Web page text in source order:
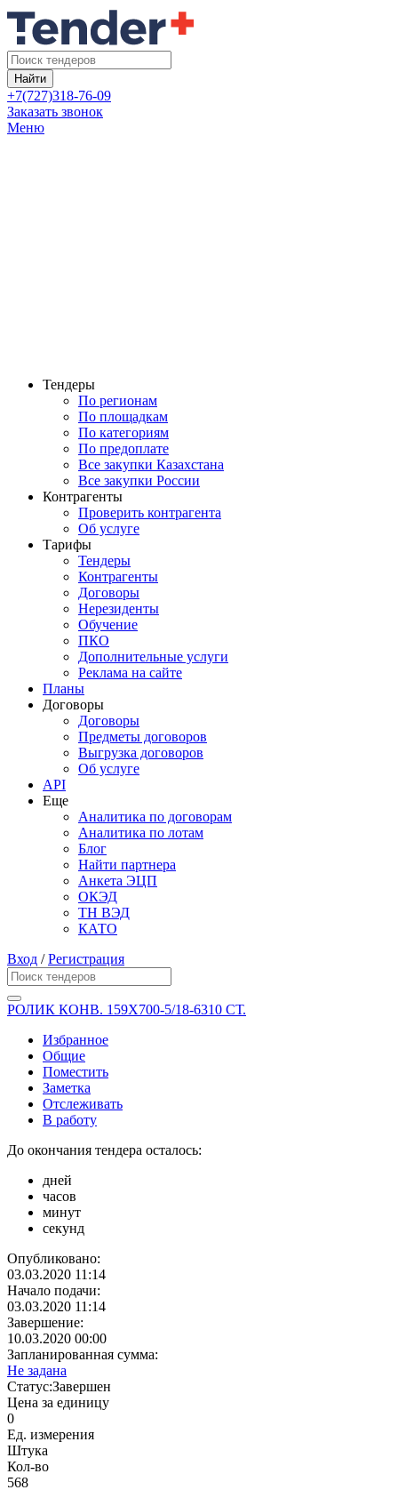
Найти
+7(727)318-76-09
Заказать звонок
Меню
Тендеры
По регионам
По площадкам
По категориям
По предоплате
Все закупки Казахстана
Все закупки России
Контрагенты
Проверить контрагента
Об услуге
Тарифы
Тендеры
Контрагенты
Договоры
Нерезиденты
Обучение
ПКО
Дополнительные услуги
Реклама на сайте
Планы
Договоры
Договоры
Предметы договоров
Выгрузка договоров
Об услуге
API
Еще
Аналитика по договорам
Аналитика по лотам
Блог
Найти партнера
Анкета ЭЦП
ОКЭД
ТН ВЭД
КАТО
Вход /Регистрация
РОЛИК КОНВ. 159Х700-5/18-6310 СТ.
Избранное
Общие
Поместить
Заметка
Отслеживать
В работу
До окончания тендера осталось:
дней
часов
минут
секунд
Опубликовано:
03.03.2020 11:14
Начало подачи:
03.03.2020 11:14
Завершение:
10.03.2020 00:00
Запланированная сумма:
Не задана
Статус:Завершен
Цена за единицу
0
Ед. измерения
Штука
Кол-во
568